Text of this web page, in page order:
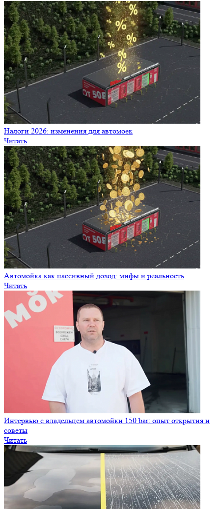
Налоги 2026: изменения для автомоек
Читать
Автомойка как пассивный доход: мифы и реальность
Читать
Интервью с владельцем автомойки 150 bar: опыт открытия и
советы
Читать